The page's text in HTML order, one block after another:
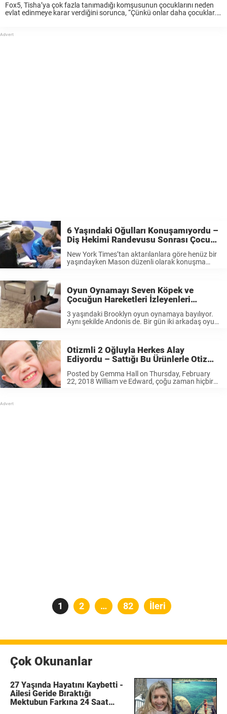
Fox5, Tisha’ya çok fazla tanımadığı komşusunun çocuklarını neden
evlat edinmeye karar verdiğini sorunca, “Çünkü onlar daha çocuklar.
gibi yaşamayı ...
6 Yaşındaki Oğulları Konuşamıyordu –
Diş Hekimi Randevusu Sonrası Çocuk
New York Times’tan aktarılanlara göre henüz bir
yaşındayken Mason düzenli olarak konuşma
ya da bundan bağımsız olarak tetiklense ...
Oyun Oynamayı Seven Köpek ve
Çocuğun Hareketleri İzleyenleri
3 yaşındaki Brooklyn oyun oynamaya bayılıyor.
Aynı şekilde Andonis de. Bir gün iki arkadaş oyun
Otizmli 2 Oğluyla Herkes Alay
Ediyordu – Sattığı Bu Ürünlerle Otizm
Başladı
Posted by Gemma Hall on Thursday, February
22, 2018 William ve Edward, çoğu zaman hiçbir
Yazı
Sayfa
1 Sayfa
2 … Sayfa
82 İleri
Çok Okunanlar
27 Yaşında Hayatını Kaybetti -
Ailesi Geride Bıraktığı
Mektubun Farkına 24 Saat